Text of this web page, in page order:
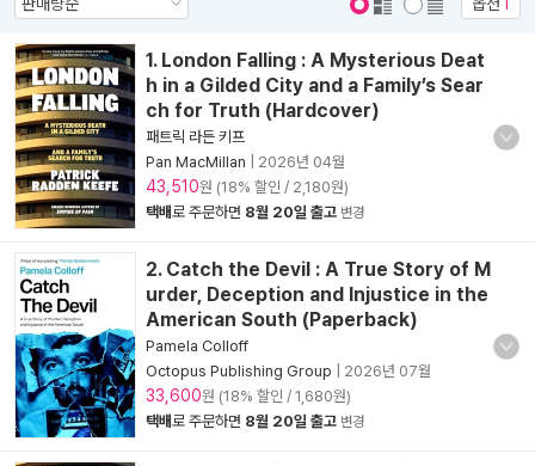
1. London Falling : A Mysterious Deat
h in a Gilded City and a Family’s Sear
ch for Truth (Hardcover)
패트릭 라든 키프
Pan MacMillan
2026년 04월
43,510원 (18% 할인 / 2,180원)
택배로 주문하면 8월 20일 출고 변경
2. Catch the Devil : A True Story of M
urder, Deception and Injustice in the
American South (Paperback)
Pamela Colloff
Octopus Publishing Group
2026년 07월
33,600원 (18% 할인 / 1,680원)
택배로 주문하면 8월 20일 출고 변경